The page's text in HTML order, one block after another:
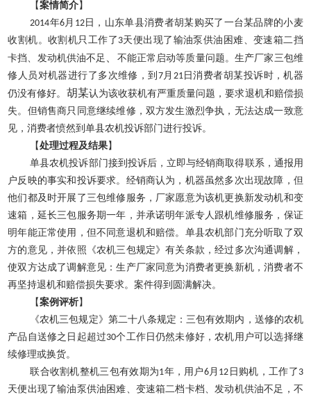
【案情简介】
2014年6月 12日，山东单县消费者胡某购买了一台某品牌的小麦
收割机。收割机只工作了 3天便出现了输油泵供油困难、变速箱二挡
卡挡、发动机供油不足
不能正常启动等质量问题。生产厂家三包维
修人员对机器进行了多次维修，到 7月 21日消费者胡某投诉时，机器
仍没有修好。 胡某认为该收获机有严重质量问题，要求退机和赔偿损
失。但销售商只同意继续维修，双方发生激烈争执，无法达成一致意
见，消费者愤然到单县农机投诉部门进行投诉。
【处理过程及结果】
单县农机投诉部门接到投诉后，立即与经销商取得联系，通报用
户反映的事实和投诉要求。经销商认为，机器虽然多次出现故障，但
他们都及时开展了三包维修服务，厂家愿意为该机更换新发动机和变
速箱，延长三包服务期一年，并承诺明年派专人跟机维修服务，保证
明年能正常使用，但不同意退机和赔偿。单县农机部门充分听取了双
方的意见，并依照《农机三包规定》有关条款，经过多次沟通调解，
使双方达成了调解意见：生产厂家同意为消费者更换新机，消费者不
再坚持退机和赔偿损失要求。案件得到圆满解决。
【案例评析】
《农机三包规定》第二十八条规定：三包有效期内，送修的农机
产品自送修之日起超过30个工作日仍然未修好，农机用户可以选择继
续修理或换货。
联合收割机整机三包有效期为1年，用户6月 12 日购机，工作了 3
天便出现了输油泵供油困难、变速箱二档卡档、发动机供油不足，不